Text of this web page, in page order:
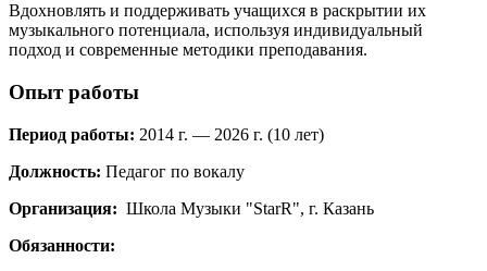
Вдохновлять и поддерживать учащихся в раскрытии их
музыкального потенциала, используя индивидуальный
подход и современные методики преподавания.
Опыт работы
Период работы: 2014 г. — 2026 г. (10 лет)
Должность: Педагог по вокалу
Организация: Школа Музыки "StarR", г. Казань
Обязанности: